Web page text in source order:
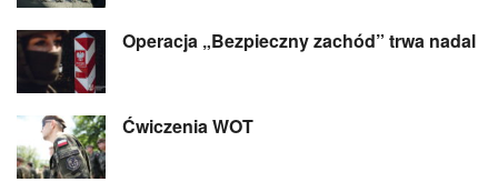
Operacja „Bezpieczny zachód” trwa nadal
Ćwiczenia WOT